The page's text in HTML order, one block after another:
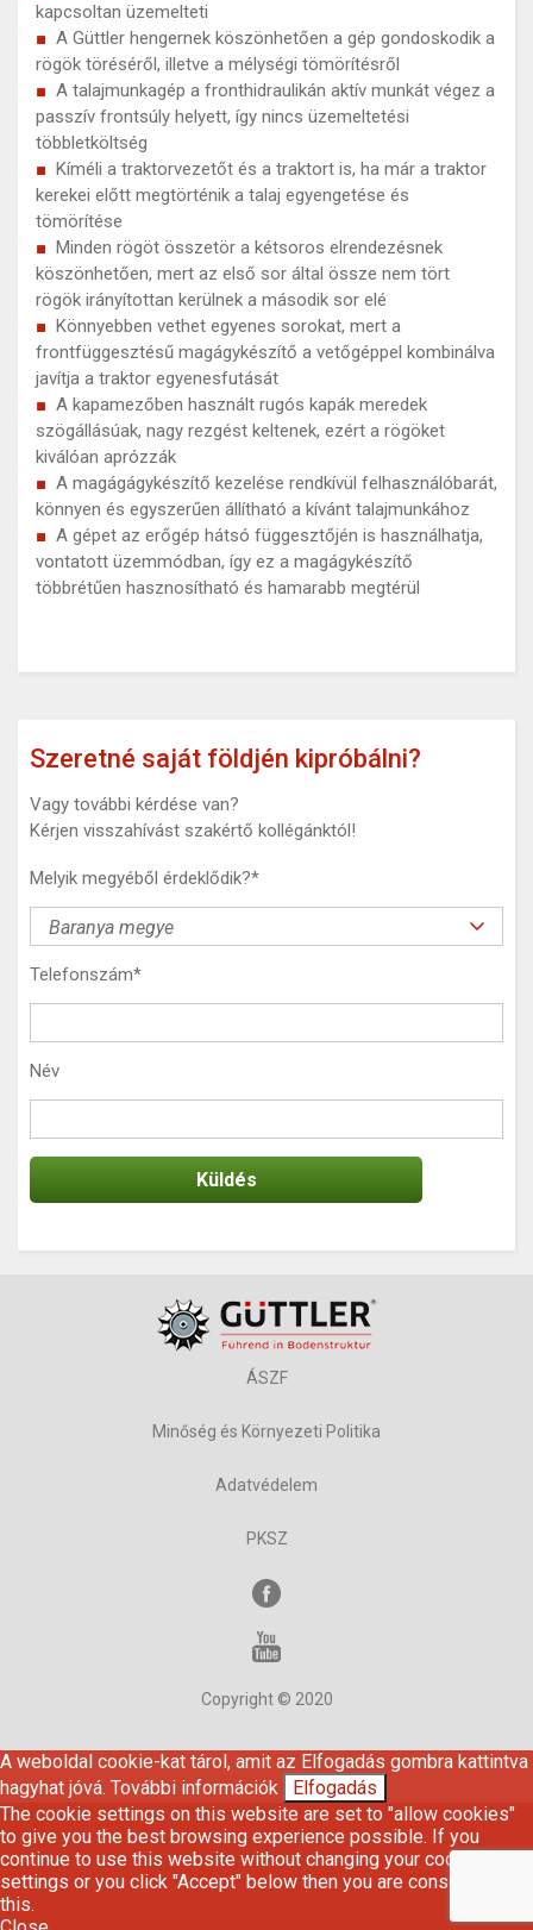
kapcsoltan üzemelteti
A Güttler hengernek köszönhetően a gép gondoskodik a
rögök töréséről, illetve a mélységi tömörítésről
A talajmunkagép a fronthidraulikán aktív munkát végez a
passzív frontsúly helyett, így nincs üzemeltetési
többletköltség
Kíméli a traktorvezetőt és a traktort is, ha már a traktor
kerekei előtt megtörténik a talaj egyengetése és
tömörítése
Minden rögöt összetör a kétsoros elrendezésnek
köszönhetően, mert az első sor által össze nem tört
rögök irányítottan kerülnek a második sor elé
Könnyebben vethet egyenes sorokat, mert a
frontfüggesztésű magágykészítő a vetőgéppel kombinálva
javítja a traktor egyenesfutását
A kapamezőben használt rugós kapák meredek
szögállásúak, nagy rezgést keltenek, ezért a rögöket
kiválóan aprózzák
A magágágykészítő kezelése rendkívül felhasználóbarát,
könnyen és egyszerűen állítható a kívánt talajmunkához
A gépet az erőgép hátsó függesztőjén is használhatja,
vontatott üzemmódban, így ez a magágykészítő
többrétűen hasznosítható és hamarabb megtérül
Szeretné saját földjén kipróbálni?
Vagy további kérdése van?
Kérjen visszahívást szakértő kollégánktól!
Melyik megyéből érdeklődik?*
Telefonszám*
Név
ÁSZF
Minőség és Környezeti Politika
Adatvédelem
PKSZ
Copyright © 2020
A weboldal cookie-kat tárol, amit az Elfogadás gombra kattintva
hagyhat jóvá. További információk
Elfogadás
The cookie settings on this website are set to "allow cookies"
to give you the best browsing experience possible. If you
continue to use this website without changing your cookie
settings or you click "Accept" below then you are consenting to
this.